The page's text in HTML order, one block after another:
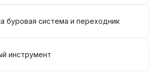
буровая система и переходник
инструмент